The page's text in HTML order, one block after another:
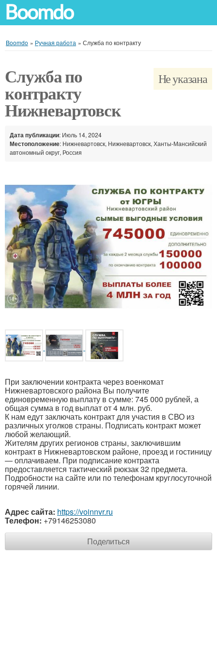
Boomdo
Boomdo » Ручная работа » Служба по контракту
Не указана
Служба по
контракту
Нижневартовск
Дата публикации: Июль 14, 2024
Местоположение: Нижневартовск, Нижневартовск, Ханты-Мансийский
автономный округ, Россия
При заключении контракта через военкомат
Нижневартовского района Вы получите
единовременную выплату в сумме: 745 000 рублей, а
общая сумма в год выплат от 4 млн. руб.
К нам едут заключать контракт для участия в СВО из
различных уголков страны. Подписать контракт может
любой желающий.
Жителям других регионов страны, заключившим
контракт в Нижневартовском районе, проезд и гостиницу
— оплачиваем. При подписание контракта
предоставляется тактический рюкзак 32 предмета.
Подробности на сайте или по телефонам круглосуточной
горячей линии.
Адрес сайта: https://voinnvr.ru
Телефон: +79146253080
Поделиться